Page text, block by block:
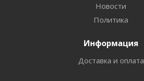
Новости
Политика
Информация
Доставка и оплата